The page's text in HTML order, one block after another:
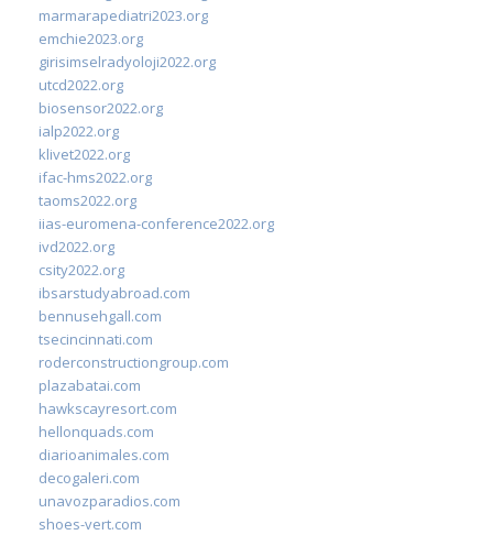
marmarapediatri2023.org
emchie2023.org
girisimselradyoloji2022.org
utcd2022.org
biosensor2022.org
ialp2022.org
klivet2022.org
ifac-hms2022.org
taoms2022.org
iias-euromena-conference2022.org
ivd2022.org
csity2022.org
ibsarstudyabroad.com
bennusehgall.com
tsecincinnati.com
roderconstructiongroup.com
plazabatai.com
hawkscayresort.com
hellonquads.com
diarioanimales.com
decogaleri.com
unavozparadios.com
shoes-vert.com